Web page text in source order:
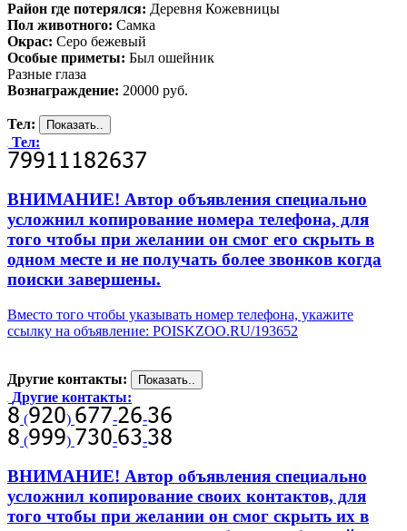
Район где потерялся: Деревня Кожевницы
Пол животного: Самка
Окрас: Серо бежевый
Особые приметы: Был ошейник
Разные глаза
Вознаграждение: 20000 руб.
Тел:
Тел:
ВНИМАНИЕ! Автор объявления специально
усложнил копирование номера телефона, для
того чтобы при желании он смог его скрыть в
одном месте и не получать более звонков когда
поиски завершены.
Вместо того чтобы указывать номер телефона, укажите
ссылку на объявление: POISKZOO.RU/193652
Другие контакты:
Другие контакты:
(
) -
-
(
) - -
ВНИМАНИЕ! Автор объявления специально
усложнил копирование своих контактов, для
того чтобы при желании он смог скрыть их в